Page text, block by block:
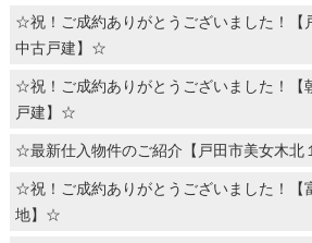
☆祝！ご成約ありがとうございました！
中古戸建】☆
☆祝！ご成約ありがとうございました！
戸建】☆
☆最新仕入物件のご紹介【戸田市美女木
☆祝！ご成約ありがとうございました！
地】☆